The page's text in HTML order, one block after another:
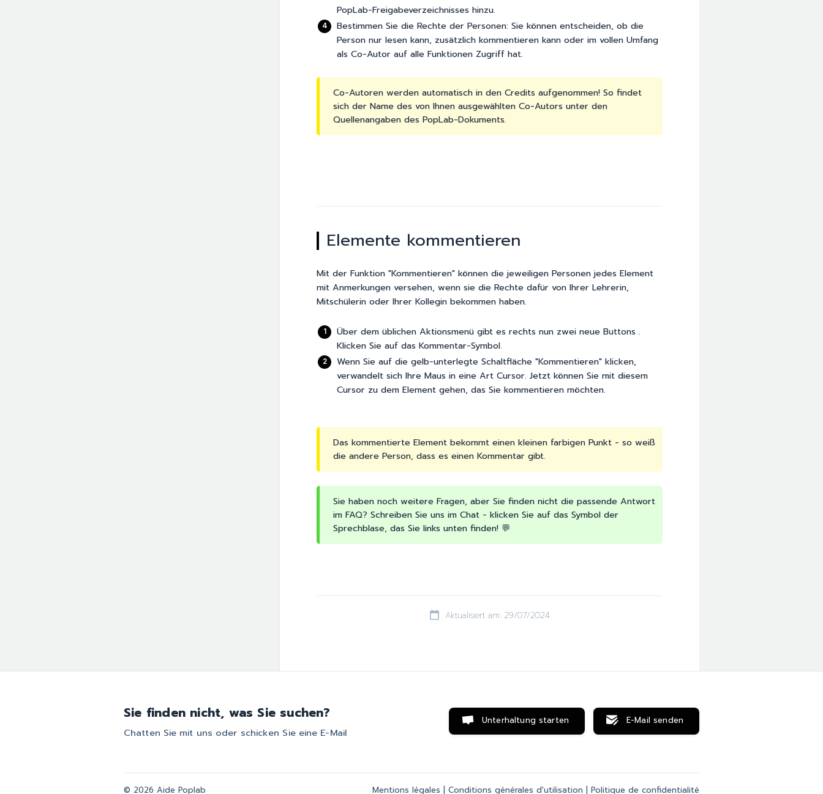
PopLab-Freigabeverzeichnisses hinzu.
Bestimmen Sie die Rechte der Personen: Sie können entscheiden, ob die
Person nur lesen kann, zusätzlich kommentieren kann oder im vollen Umfang
als Co-Autor auf alle Funktionen Zugriff hat.
Co-Autoren werden automatisch in den Credits aufgenommen! So findet
sich der Name des von Ihnen ausgewählten Co-Autors unter den
Quellenangaben des PopLab-Dokuments.
Elemente kommentieren
Mit der Funktion "Kommentieren" können die jeweiligen Personen jedes Element
mit Anmerkungen versehen, wenn sie die Rechte dafür von Ihrer Lehrerin,
Mitschülerin oder Ihrer Kollegin bekommen haben.
Über dem üblichen Aktionsmenü gibt es rechts nun zwei neue Buttons .
Klicken Sie auf das Kommentar-Symbol.
Wenn Sie auf die gelb-unterlegte Schaltfläche "Kommentieren" klicken,
verwandelt sich Ihre Maus in eine Art Cursor. Jetzt können Sie mit diesem
Cursor zu dem Element gehen, das Sie kommentieren möchten.
Das kommentierte Element bekommt einen kleinen farbigen Punkt - so weiß
die andere Person, dass es einen Kommentar gibt.
Sie haben noch weitere Fragen, aber Sie finden nicht die passende Antwort
im FAQ? Schreiben Sie uns im Chat - klicken Sie auf das Symbol der
Sprechblase, das Sie links unten finden! 💬
Aktualisiert am: 29/07/2024
Sie finden nicht, was Sie suchen?
Chatten Sie mit uns oder schicken Sie eine E-Mail
Unterhaltung starten E-Mail senden
© 2026 Aide Poplab Mentions légales Conditions générales d'utilisation Politique de confidentialité